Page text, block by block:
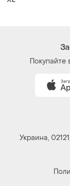
Украина,